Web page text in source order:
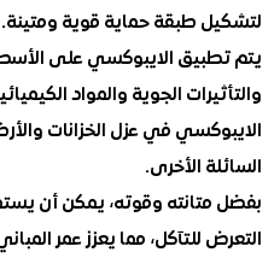
طبقة حماية قوية ومتينة.
الايبوكسي على الأسطح
الجوية والمواد الكيميائية
في عزل الخزانات والأرضيات
الأخرى.
وقوته، يمكن أن يستمر
للتآكل، مما يعزز عمر المباني